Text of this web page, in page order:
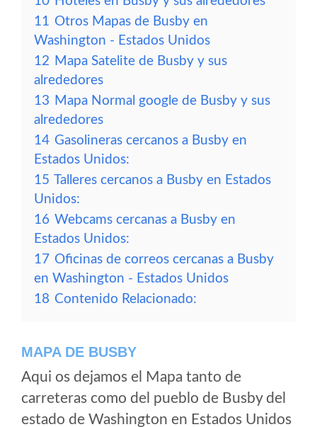
11 Otros Mapas de Busby en
Washington - Estados Unidos
12 Mapa Satelite de Busby y sus
alrededores
13 Mapa Normal google de Busby y sus
alrededores
14 Gasolineras cercanos a Busby en
Estados Unidos:
15 Talleres cercanos a Busby en Estados
Unidos:
16 Webcams cercanas a Busby en
Estados Unidos:
17 Oficinas de correos cercanas a Busby
en Washington - Estados Unidos
18 Contenido Relacionado:
MAPA DE BUSBY
Aqui os dejamos el Mapa tanto de
carreteras como del pueblo de Busby del
estado de Washington en Estados Unidos